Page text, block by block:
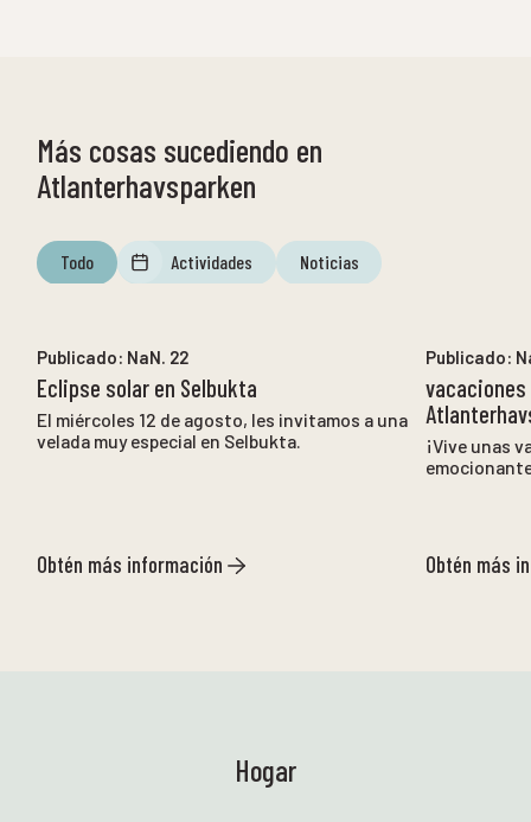
Más cosas sucediendo en
Atlanterhavsparken
Todo Actividades Noticias
Publicado: NaN. 22
Eclipse solar en Selbukta
El miércoles 12 de agosto, les invitamos a una
velada muy especial en Selbukta.
Obtén más información
Publicado:
vacaciones
¡Vive unas
Obtén más
Hogar